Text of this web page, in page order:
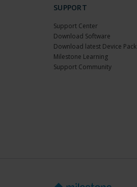
SUPPORT
Support Center
Download Software
Download latest Device Pack
Milestone Learning
Support Community